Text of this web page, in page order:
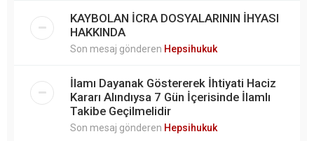
KAYBOLAN İCRA DOSYALARININ İHYASI
HAKKINDA
Son mesaj gönderen Hepsihukuk
İlamı Dayanak Göstererek İhtiyati Haciz
Kararı Alındıysa 7 Gün İçerisinde İlamlı
Takibe Geçilmelidir
Son mesaj gönderen Hepsihukuk